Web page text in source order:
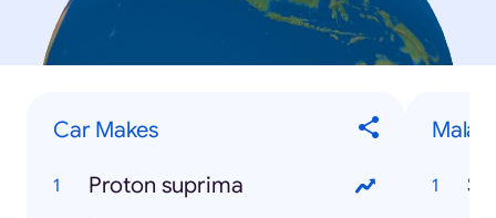
Car Makes
Proton suprima